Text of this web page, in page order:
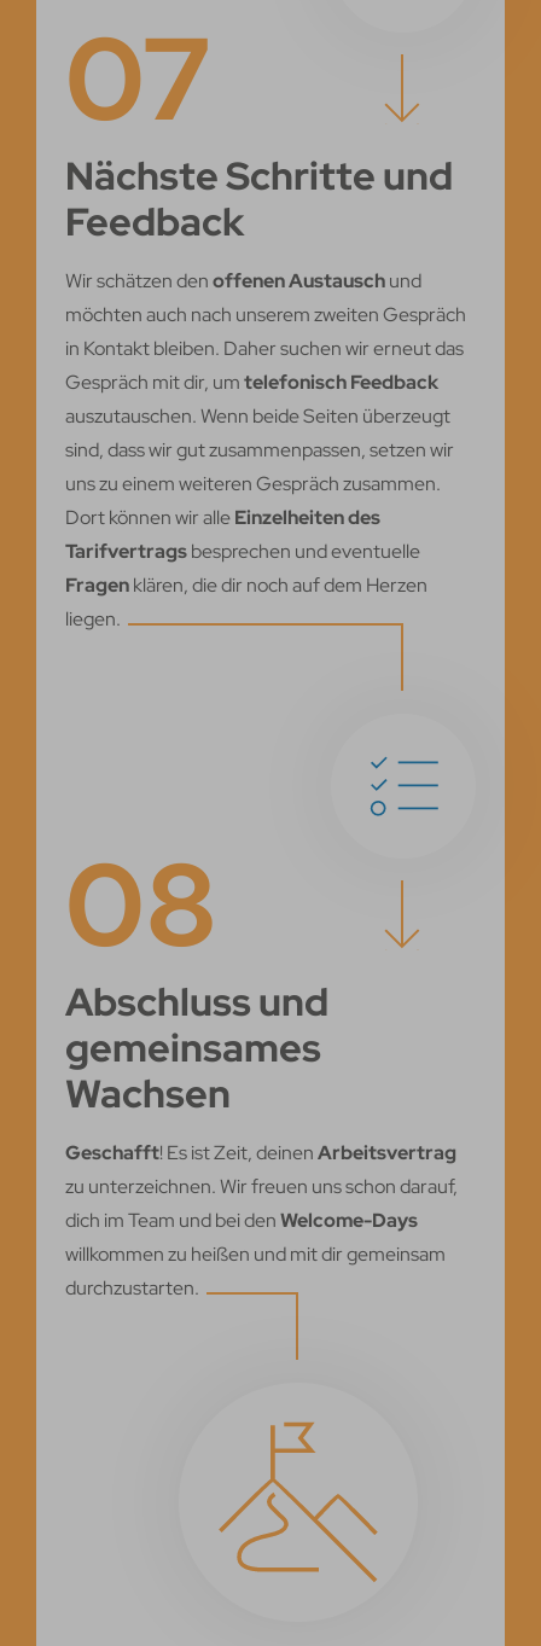
07
Nächste Schritte und
Feedback
Wir schätzen denoffenen Austauschund
möchten auch nach unserem zweiten Gespräch
in Kontakt bleiben. Daher suchen wir erneut das
Gespräch mit dir, umtelefonisch Feedback
auszutauschen. Wenn beide Seiten überzeugt
sind, dass wir gut zusammenpassen, setzen wir
uns zu einem weiteren Gespräch zusammen.
Dort können wir alleEinzelheiten des
Tarifvertragsbesprechen und eventuelle
Fragenklären, die dir noch auf dem Herzen
liegen.
08
Abschluss und
gemeinsames
Wachsen
Geschafft! Es ist Zeit, deinenArbeitsvertrag
zu unterzeichnen. Wir freuen uns schon darauf,
dich im Team und bei denWelcome-Days
willkommen zu heißen und mit dir gemeinsam
durchzustarten.